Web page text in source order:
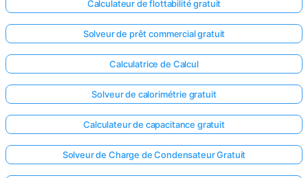
Calculateur de flottabilité gratuit
Solveur de prêt commercial gratuit
Calculatrice de Calcul
Solveur de calorimétrie gratuit
Calculateur de capacitance gratuit
Solveur de Charge de Condensateur Gratuit